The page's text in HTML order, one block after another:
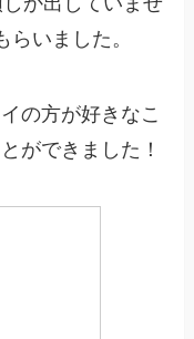
いました。
の方が好きなこ
ができました！